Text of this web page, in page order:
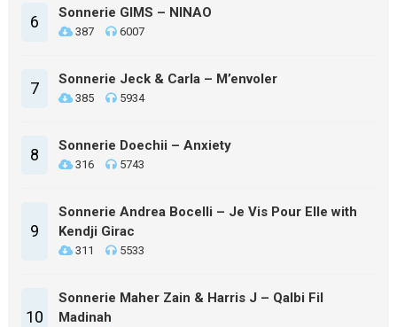
6 Sonnerie GIMS – NINAO
387 6007
7 Sonnerie Jeck & Carla – M’envoler
385 5934
8 Sonnerie Doechii – Anxiety
316 5743
9
Sonnerie Andrea Bocelli – Je Vis Pour Elle with
Kendji Girac
311 5533
10
Sonnerie Maher Zain & Harris J – Qalbi Fil
Madinah